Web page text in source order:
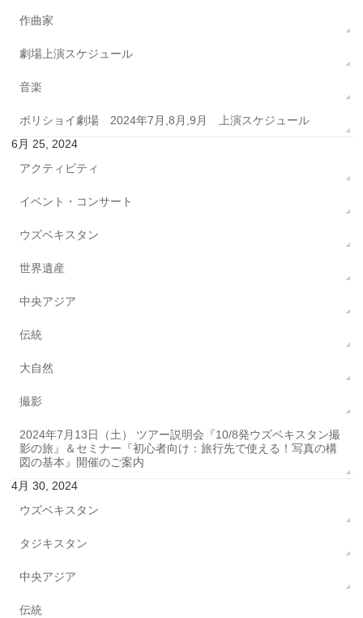
作曲家
劇場上演スケジュール
音楽
ボリショイ劇場 2024年7月,8月,9月 上演スケジュール
6月 25, 2024
アクティビティ
イベント・コンサート
ウズベキスタン
世界遺産
中央アジア
伝統
大自然
撮影
2024年7月13日（土） ツアー説明会『10/8発ウズベキスタン撮
影の旅』＆セミナー『初心者向け：旅行先で使える！写真の構
図の基本』開催のご案内
4月 30, 2024
ウズベキスタン
タジキスタン
中央アジア
伝統